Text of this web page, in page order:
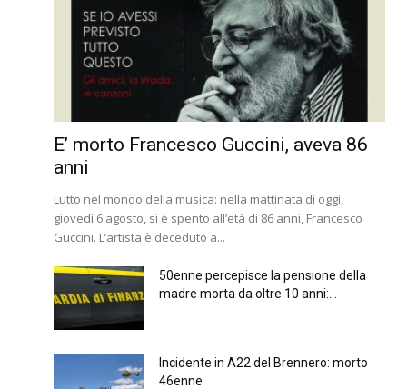
E’ morto Francesco Guccini, aveva 86
anni
Lutto nel mondo della musica: nella mattinata di oggi,
giovedì 6 agosto, si è spento all’età di 86 anni, Francesco
Guccini. L’artista è deceduto a...
50enne percepisce la pensione della
madre morta da oltre 10 anni:...
Incidente in A22 del Brennero: morto
46enne